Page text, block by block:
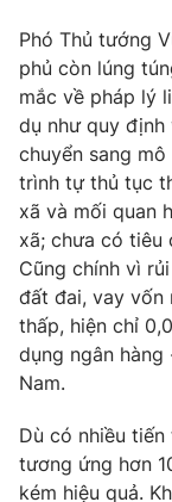
Liên hệ quảng cáo:
® Cấm sao chép
thông tin từ
Phó Thủ tướng
phủ còn lúng
mắc về pháp lý
dụ như quy
chuyển sang
trình tự thủ tục
xã và mối quan
xã; chưa có tiêu
Cũng chính vì
đất đai, vay vốn
thấp, hiện chỉ
dụng ngân
Nam.
Dù có nhiều
tương ứng hơn
kém hiệu quả.